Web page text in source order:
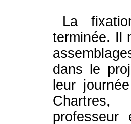
La
terminée. Il
dans le
leur